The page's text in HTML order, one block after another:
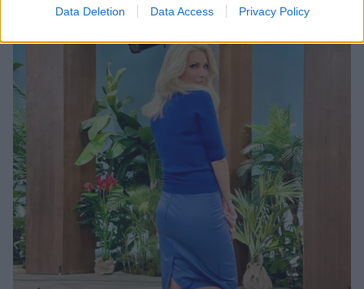
Data Deletion Data Access Privacy Policy